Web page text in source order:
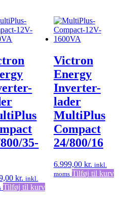
35-
kr. inkl.
Tilføj til kurv
Victron
Energy
Inverter-
lader
MultiPlus
Compact
24/800/16
6.999,00 kr. inkl.
moms Tilføj til kurv